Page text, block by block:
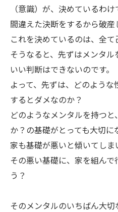
（意識）が、決めているわけ
間違えた決断をするから破産
これを決めているのは、全て
そうなると、先ずはメンタル
いい判断はできないのです。
よって、先ずは、どのよう
するとダメなのか？
どのようなメンタルを持つ
か？の基礎がとっても大切に
家も基礎が悪いと傾いてしま
その悪い基礎に、家を組ん
う？
そのメンタルのいちばん大切